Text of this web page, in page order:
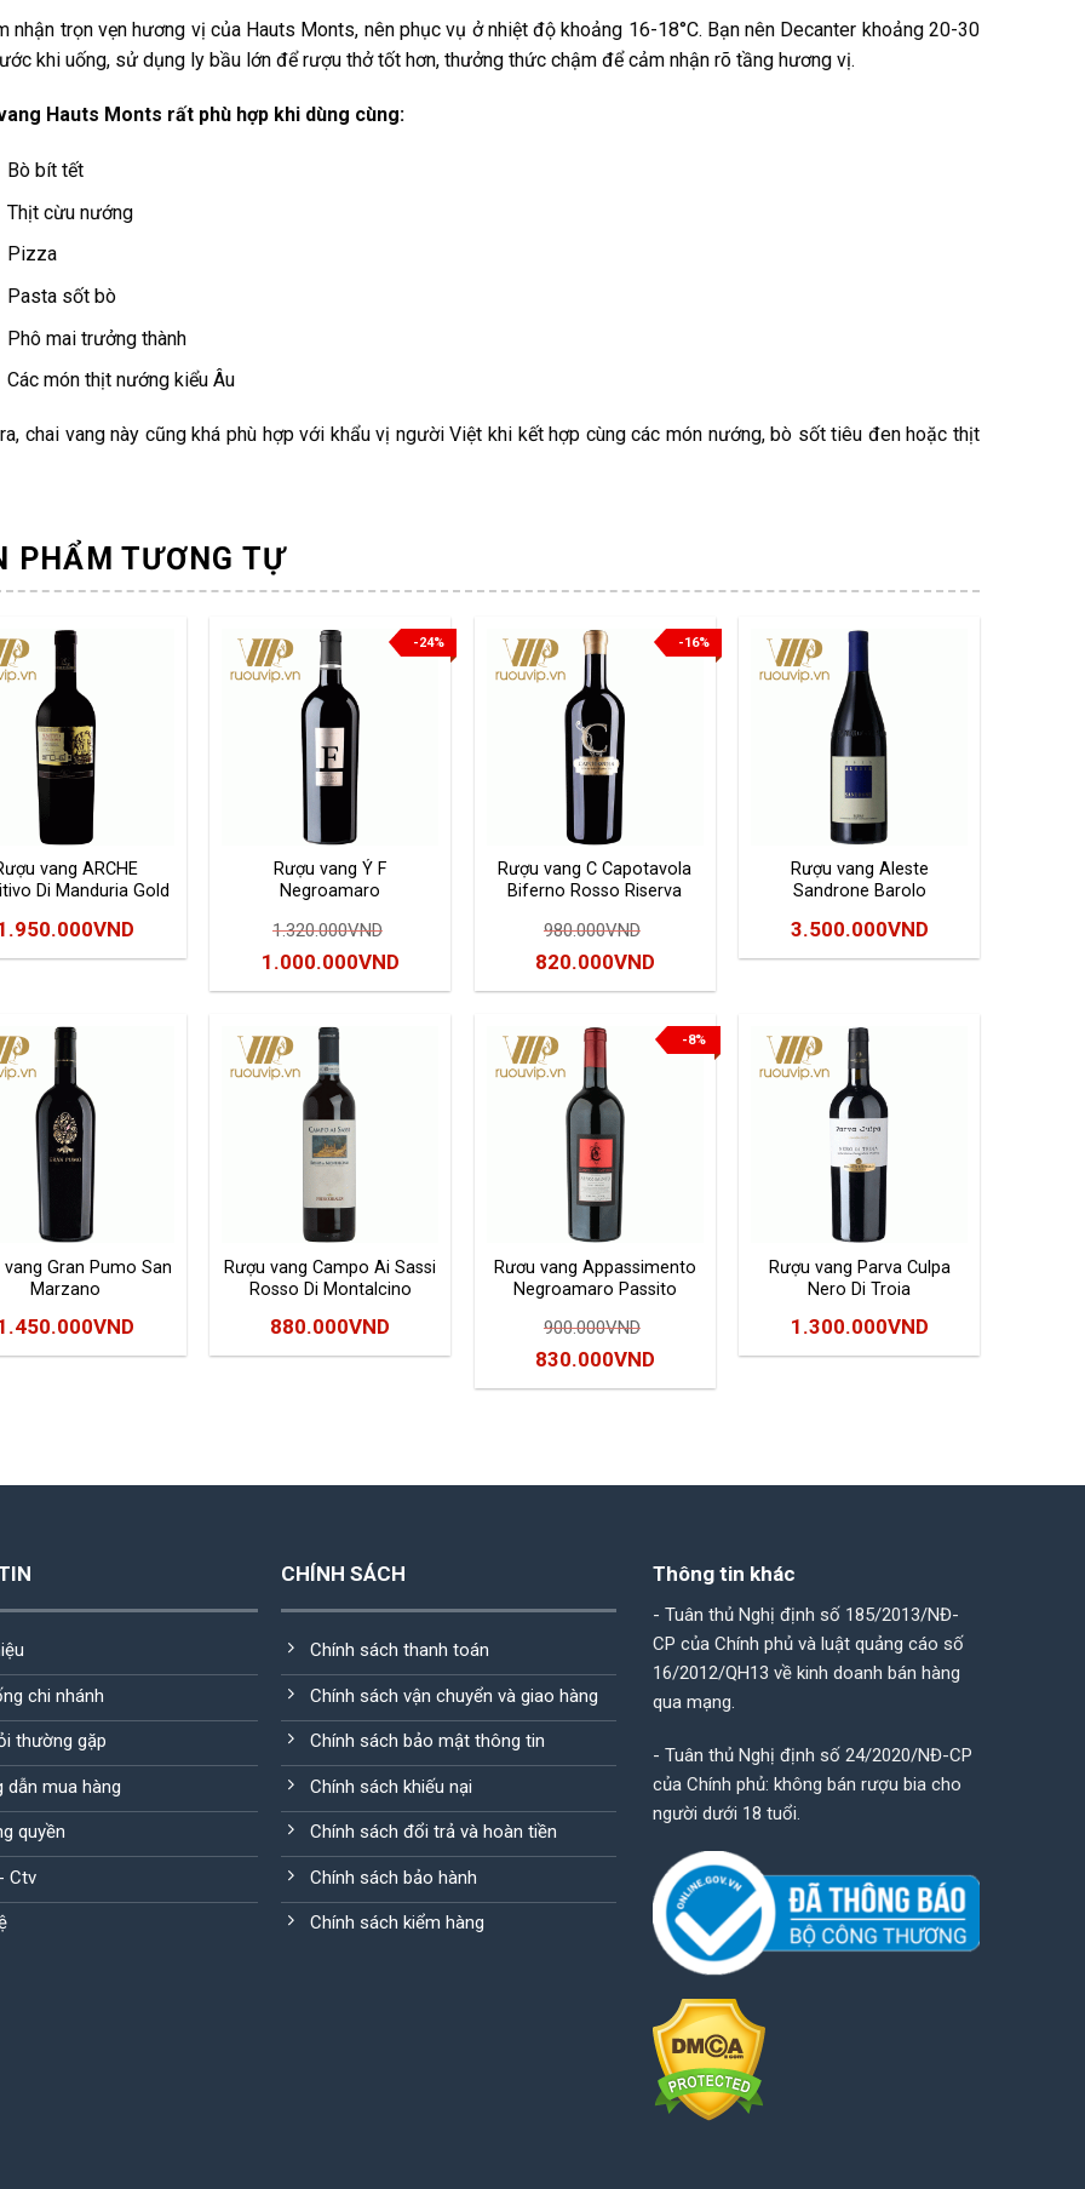
nhận trọn vẹn hương vị của Hauts Monts, nên phục vụ ở nhiệt độ khoảng 16-18°C. Bạn nên Decanter khoảng 20-30
khi uống, sử dụng ly bầu lớn để rượu thở tốt hơn, thưởng thức chậm để cảm nhận rõ tầng hương vị.
Hauts Monts rất phù hợp khi dùng cùng:
Bò bít tết
Thịt cừu nướng
Pizza
Pasta sốt bò
Phô mai trưởng thành
Các món thịt nướng kiểu Âu
chai vang này cũng khá phù hợp với khẩu vị người Việt khi kết hợp cùng các món nướng, bò sốt tiêu đen hoặc thịt
PHẨM TƯƠNG TỰ
vang ARCHE
Di Manduria Gold
VND
-24%
Rượu vang Ý F
Negroamaro
1.320.000VND
Giá
gốc
1.320.000VND.
1.000.000VNDGiá
hiện
-16%
Rượu vang C Capotavola
Biferno Rosso Riserva
980.000VND
Giá
gốc
980.000VND.
820.000VNDGiá
hiện
tại
là:
Rượu vang Aleste
Sandrone Barolo
3.500.000VND
vang Gran Pumo San
Marzano
VND
Rượu vang Campo Ai Sassi
Rosso Di Montalcino
880.000VND
-8%
Rươu vang Appassimento
Negroamaro Passito
900.000VND
Giá
gốc
830.000VNDGiá
hiện
830.000VND.
Rượu vang Parva Culpa
Nero Di Troia
1.300.000VND
chi nhánh
thường gặp
dẫn mua hàng
quyền
Ctv
CHÍNH SÁCH
Chính sách thanh toán
Chính sách vận chuyển và giao hàng
Chính sách bảo mật thông tin
Chính sách khiếu nại
Chính sách đổi trả và hoàn tiền
Chính sách bảo hành
Chính sách kiểm hàng
Thông tin khác
- Tuân thủ Nghị định số 185/2013/NĐ-
CP của Chính phủ và luật quảng cáo số
16/2012/QH13 về kinh doanh bán hàng
qua mạng.
- Tuân thủ Nghị định số 24/2020/NĐ-CP
của Chính phủ: không bán rượu bia cho
người dưới 18 tuổi.